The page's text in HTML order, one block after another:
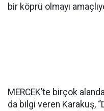
bir köprü olmayı
MERCEK’te birçok
da bilgi veren Karakuş,